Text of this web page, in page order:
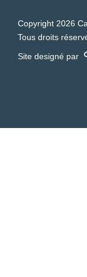
Copyright 2026
Tous droits
Site designé par